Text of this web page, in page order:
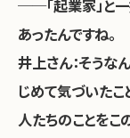
──「起業家」と
あったんですね。
井上さん：そうな
じめて気づいたこ
人たちのことをこ